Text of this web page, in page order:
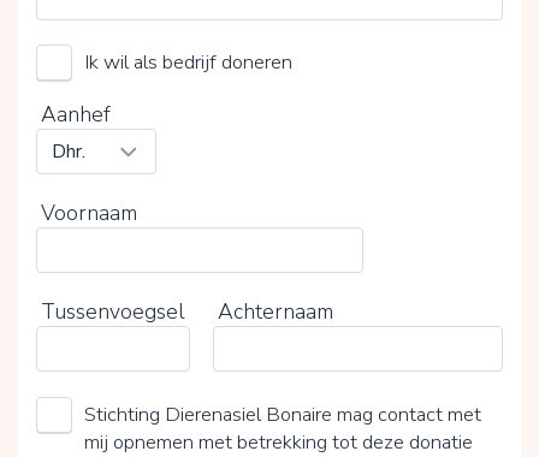
Ik wil als bedrijf doneren
Aanhef
Voornaam
Tussenvoegsel Achternaam
Stichting Dierenasiel Bonaire mag contact met
mij opnemen met betrekking tot deze donatie